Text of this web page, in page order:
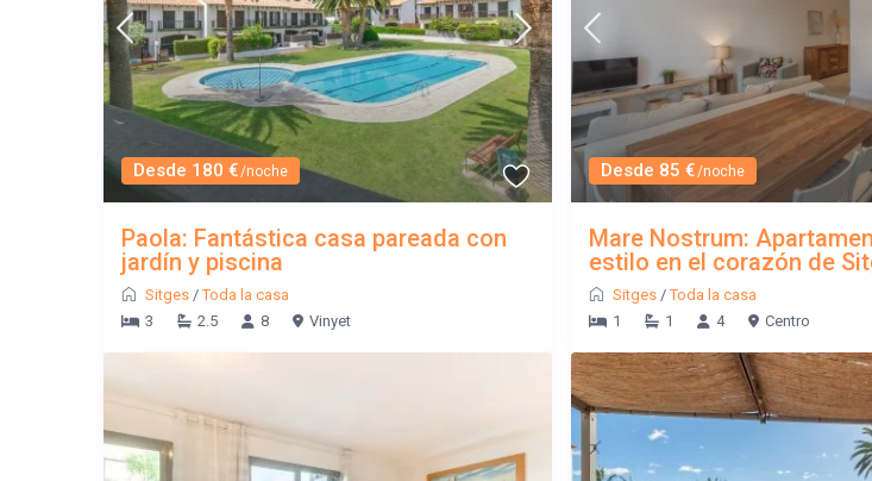
Desde 180 €/noche
Paola: Fantástica casa pareada con
jardín y piscina
Sitges /Toda la casa
3
2.5 8 Vinyet
Desde 85 €/noche
Mare Nostrum:
estilo en el corazón de
Sitges /Toda la casa
1
1 4 Centro